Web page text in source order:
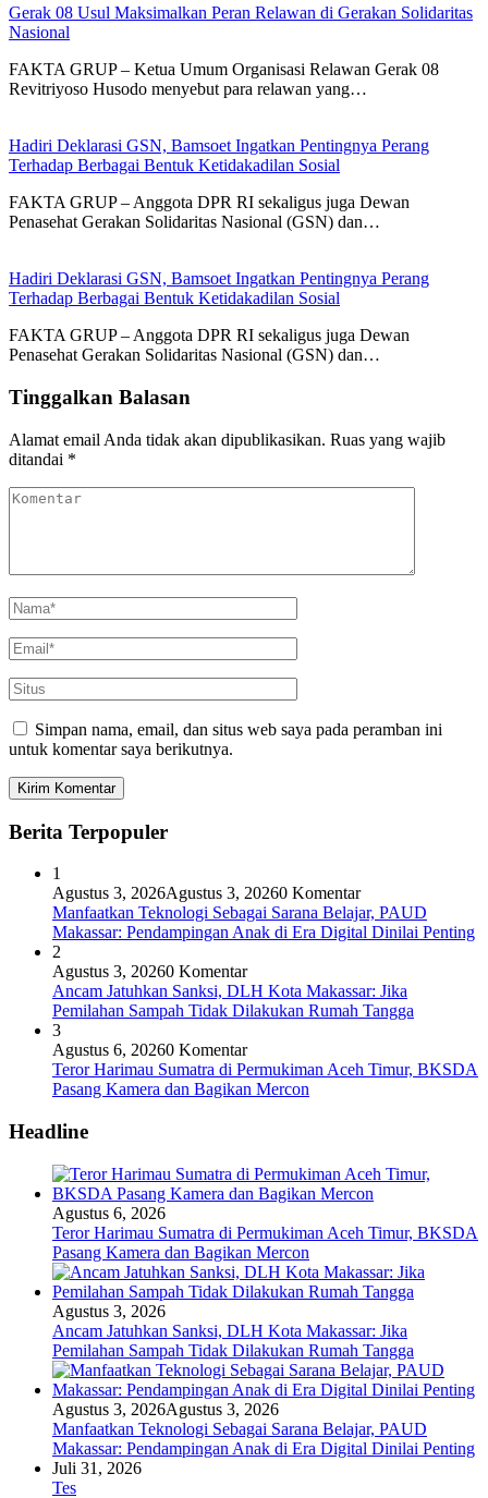
Gerak 08 Usul Maksimalkan Peran Relawan di Gerakan Solidaritas
Nasional
FAKTA GRUP – Ketua Umum Organisasi Relawan Gerak 08
Revitriyoso Husodo menyebut para relawan yang…
Hadiri Deklarasi GSN, Bamsoet Ingatkan Pentingnya Perang
Terhadap Berbagai Bentuk Ketidakadilan Sosial
FAKTA GRUP – Anggota DPR RI sekaligus juga Dewan
Penasehat Gerakan Solidaritas Nasional (GSN) dan…
Hadiri Deklarasi GSN, Bamsoet Ingatkan Pentingnya Perang
Terhadap Berbagai Bentuk Ketidakadilan Sosial
FAKTA GRUP – Anggota DPR RI sekaligus juga Dewan
Penasehat Gerakan Solidaritas Nasional (GSN) dan…
Tinggalkan Balasan
Alamat email Anda tidak akan dipublikasikan. Ruas yang wajib
ditandai *
Simpan nama, email, dan situs web saya pada peramban ini
untuk komentar saya berikutnya.
Berita Terpopuler
1
Agustus 3, 2026Agustus 3, 20260 Komentar
Manfaatkan Teknologi Sebagai Sarana Belajar, PAUD
Makassar: Pendampingan Anak di Era Digital Dinilai Penting
2
Agustus 3, 20260 Komentar
Ancam Jatuhkan Sanksi, DLH Kota Makassar: Jika
Pemilahan Sampah Tidak Dilakukan Rumah Tangga
3
Agustus 6, 20260 Komentar
Teror Harimau Sumatra di Permukiman Aceh Timur, BKSDA
Pasang Kamera dan Bagikan Mercon
Headline
Agustus 6, 2026
Teror Harimau Sumatra di Permukiman Aceh Timur, BKSDA
Pasang Kamera dan Bagikan Mercon
Agustus 3, 2026
Ancam Jatuhkan Sanksi, DLH Kota Makassar: Jika
Pemilahan Sampah Tidak Dilakukan Rumah Tangga
Agustus 3, 2026Agustus 3, 2026
Manfaatkan Teknologi Sebagai Sarana Belajar, PAUD
Makassar: Pendampingan Anak di Era Digital Dinilai Penting
Juli 31, 2026
Tes